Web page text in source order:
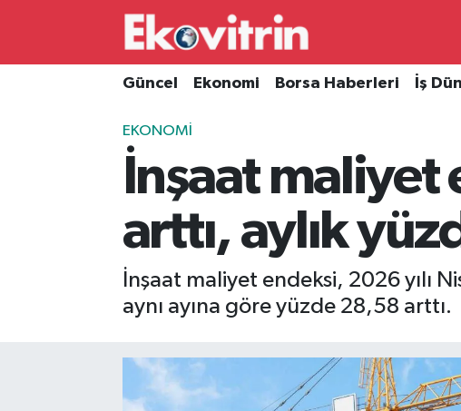
Güncel Ekonomi Borsa Haberleri İş
EKONOMI
İnşaat maliyet
arttı, aylık
İnşaat maliyet endeksi, 2026 yılı
aynı ayına göre yüzde 28,58 arttı.
Güncel
Borsa Haberleri
Hava Durumu
Süper Lig Puan Durumu ve Fikstür
Son Dakika Haberleri
Haber Arşivi